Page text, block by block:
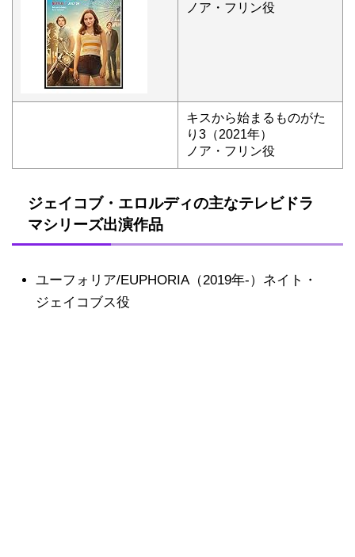
ノア・フリン役
キスから始まるものがた
り3（2021年）
ノア・フリン役
ジェイコブ・エロルディの主なテレビドラ
マシリーズ出演作品
ユーフォリア/EUPHORIA（2019年-）ネイト・
ジェイコブス役